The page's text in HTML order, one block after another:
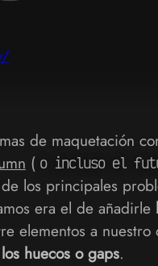
de maquetación
( o incluso el
los principales
era el de añadirle
elementos a nuestro
huecos o gaps.